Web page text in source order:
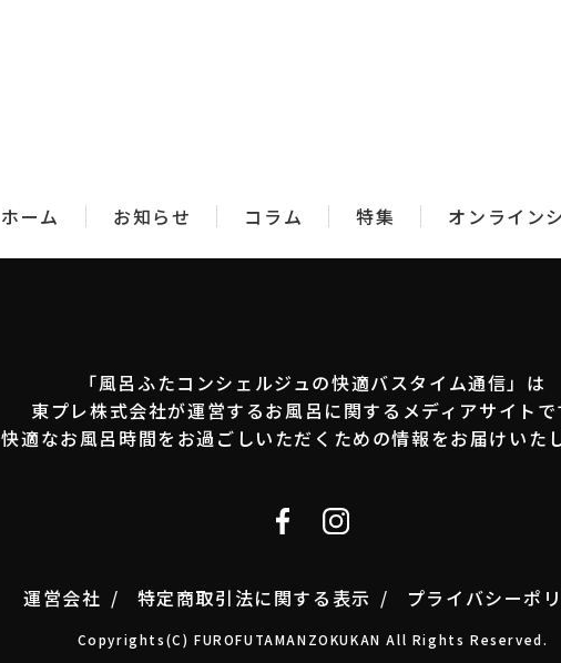
ホーム お知らせ コラム 特集 オンライン
「風呂ふたコンシェルジュの快適バスタイム通信」は
東プレ株式会社が運営するお風呂に関するメディアサイトで
快適なお風呂時間をお過ごしいただくための情報をお届けいたし
運営会社 特定商取引法に関する表示 プライバシーポ
Copyrights(C) FUROFUTAMANZOKUKAN All Rights Reserved.